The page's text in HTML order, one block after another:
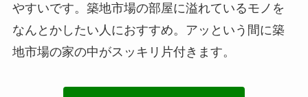
やすいです。築地市場の部屋に溢れているモノを
なんとかしたい人におすすめ。アッという間に築
地市場の家の中がスッキリ片付きます。